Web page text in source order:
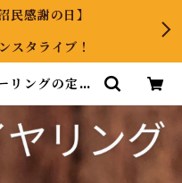
民感謝の日】
スタライブ！
リングの定番